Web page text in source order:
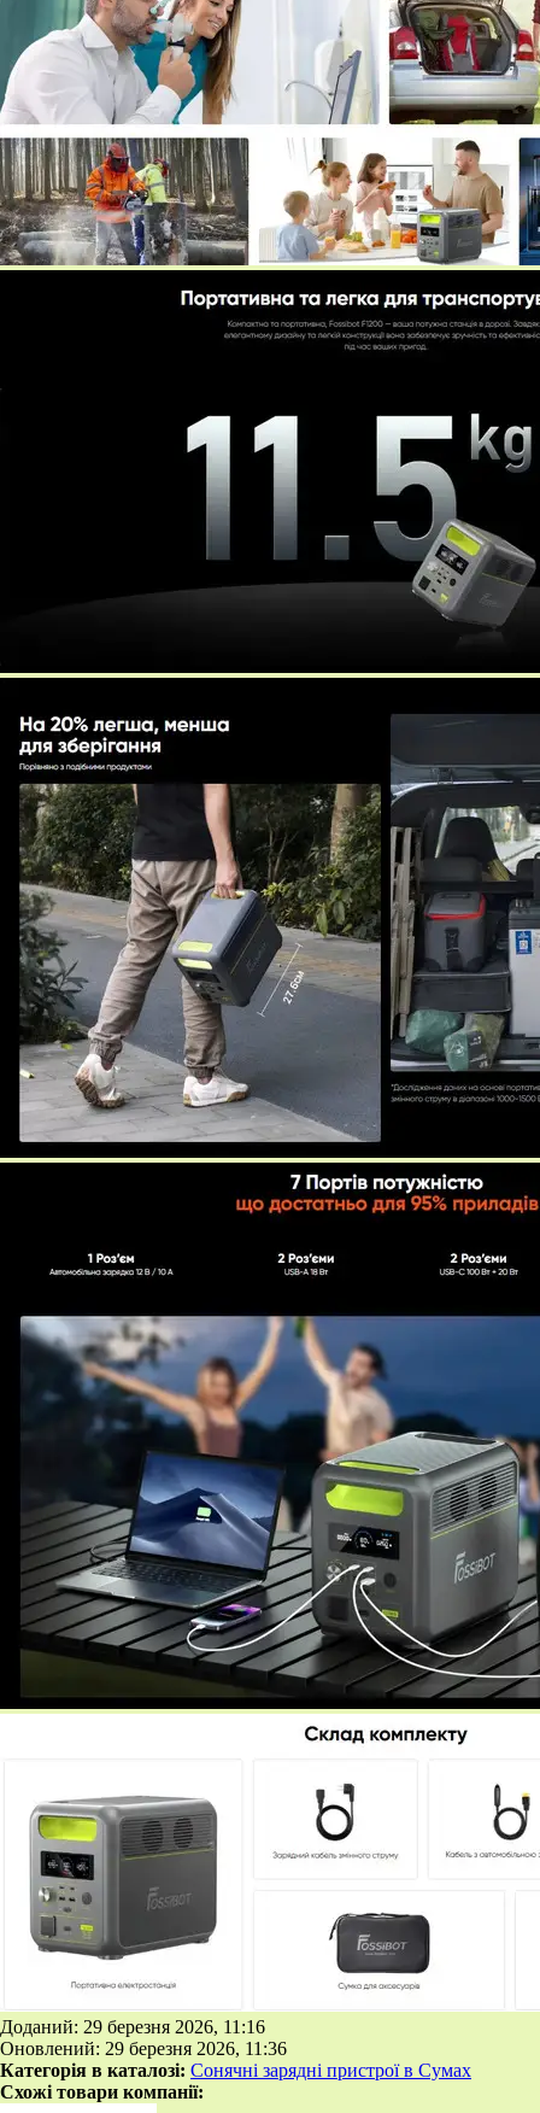
Доданий: 29 березня 2026, 11:16
Оновлений: 29 березня 2026, 11:36
Категорія в каталозі: Сонячні зарядні пристрої в Сумах
Схожі товари компанії: